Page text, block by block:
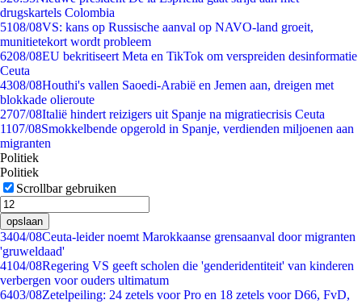
drugskartels Colombia
5108/08VS: kans op Russische aanval op NAVO-land groeit,
munitietekort wordt probleem
6208/08EU bekritiseert Meta en TikTok om verspreiden desinformatie
Ceuta
4308/08Houthi's vallen Saoedi-Arabië en Jemen aan, dreigen met
blokkade olieroute
2707/08Italië hindert reizigers uit Spanje na migratiecrisis Ceuta
1107/08Smokkelbende opgerold in Spanje, verdienden miljoenen aan
migranten
Politiek
Politiek
Scrollbar gebruiken
opslaan
3404/08Ceuta-leider noemt Marokkaanse grensaanval door migranten
'gruweldaad'
4104/08Regering VS geeft scholen die 'genderidentiteit' van kinderen
verbergen voor ouders ultimatum
6403/08Zetelpeiling: 24 zetels voor Pro en 18 zetels voor D66, FvD,